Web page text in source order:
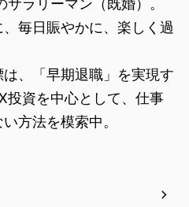
毎日賑やかに、楽しく過
、「早期退職」を実現す
投資を中心として、仕事
方法を模索中。